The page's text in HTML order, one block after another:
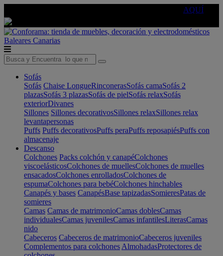
AQUÍ
Baleares Canarias
Sofás
Sofás Chaise LongueRinconerasSofás camaSofás 2
plazasSofás 3 plazasSofás de pielSofás relaxSofás
exteriorDivanes
Sillones Sillones decorativosSillones relaxSillones relax
levantapersonas
Puffs Puffs decorativosPuffs peraPuffs reposapiésPuffs con
almacenaje
Descanso
Colchones Packs colchón y canapéColchones
viscoelásticosColchones de muellesColchones de muelles
ensacadosColchones enrolladosColchones de
espumaColchones para bebéColchones hinchables
Canapés y bases CanapésBase tapizadasSomieresPatas de
somieres
Camas Camas de matrimonioCamas doblesCamas
individualesCamas juvenilesCamas infantilesLiterasCamas
nido
Cabeceros Cabeceros de matrimonioCabeceros juveniles
Complementos para colchones AlmohadasProtectores de